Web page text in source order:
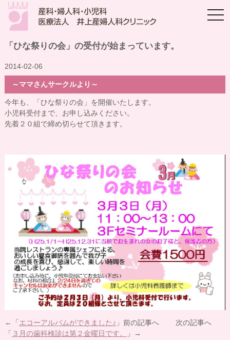
「ひな祭りの会」の受付が始まっています。
2014-02-06
～ママさんサークルより～
今年も、「ひな祭りの会」を開催いたします。
小児科受付まで、お申し込みください。
先着２０組で締め切らせて頂きます。
←「 エコーアルバムができました♪ 」前の記事へ 次の記事へ
「 ３月の歯科検診は第２金曜日です。 」→